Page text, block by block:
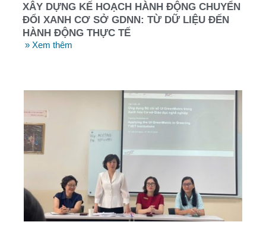
XÂY DỰNG KẾ HOẠCH HÀNH ĐỘNG CHUYỂN
ĐỔI XANH CƠ SỞ GDNN: TỪ DỮ LIỆU ĐẾN
HÀNH ĐỘNG THỰC TẾ
» Xem thêm